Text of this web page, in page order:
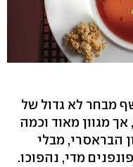
מבחר לא גדול של
מגוון מאוד וכמה
הבראסרי, מבלי
מדי, נהפוכו.